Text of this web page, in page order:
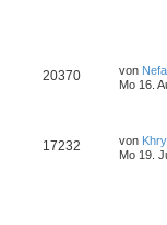
20370 von
Mo 16.
17232 von
Mo 19.